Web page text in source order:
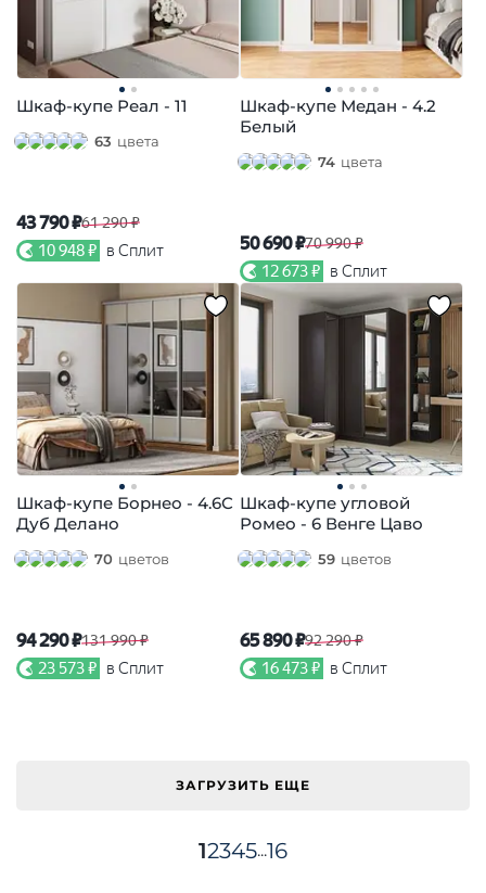
Шкаф-купе Реал - 11
63 цвета
43 790 ₽61 290 ₽
10 948 ₽ в Сплит
Шкаф-купе Медан - 4.2
Белый
74 цвета
50 690 ₽70 990 ₽
12 673 ₽ в Сплит
Шкаф-купе Борнео - 4.6С
Дуб Делано
70 цветов
94 290 ₽131 990 ₽
23 573 ₽ в Сплит
Шкаф-купе угловой
Ромео - 6 Венге Цаво
59 цветов
65 890 ₽92 290 ₽
16 473 ₽ в Сплит
ЗАГРУЗИТЬ ЕЩЕ
12345...16